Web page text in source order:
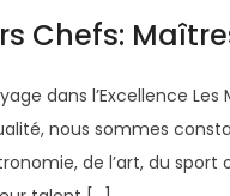
Chefs:
dans l’Excellence
nous sommes
de l’art, du